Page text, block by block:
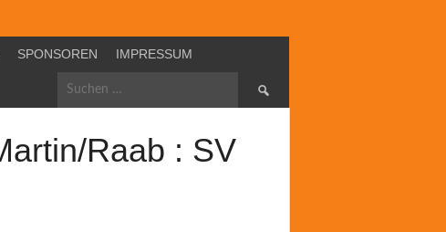
SPONSOREN
IMPRESSUM
Suchen
Raab : SV